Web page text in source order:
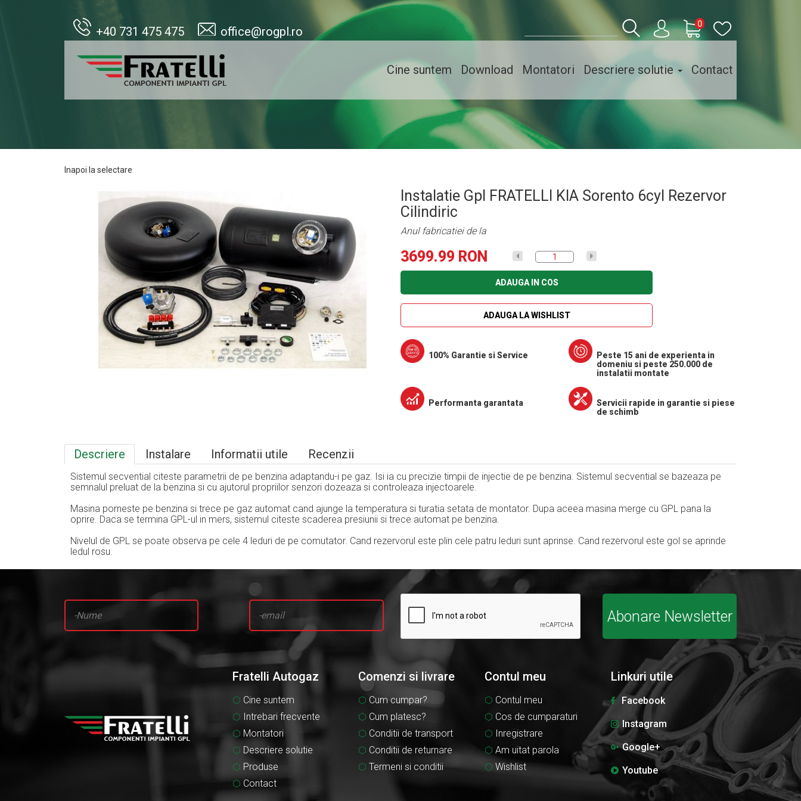
+40 731 475 475 office@rogpl.ro
0
Cine suntem Download Montatori Descriere solutie Contact
Inapoi la selectare
Instalatie Gpl FRATELLI KIA Sorento 6cyl Rezervor
Cilindiric
Anul fabricatiei de la
3699.99 RON
ADAUGA IN COS
ADAUGA LA WISHLIST
100% Garantie si Service
Peste 15 ani de experienta in
domeniu si peste 250.000 de
instalatii montate
Performanta garantata
Servicii rapide in garantie si piese
de schimb
Descriere Instalare Informatii utile Recenzii
Sistemul secvential citeste parametrii de pe benzina adaptandu-i pe gaz. Isi ia cu precizie timpii de injectie de pe benzina. Sistemul secvential se bazeaza pe
semnalul preluat de la benzina si cu ajutorul propriilor senzori dozeaza si controleaza injectoarele.
Masina porneste pe benzina si trece pe gaz automat cand ajunge la temperatura si turatia setata de montator. Dupa aceea masina merge cu GPL pana la
oprire. Daca se termina GPL-ul in mers, sistemul citeste scaderea presiunii si trece automat pe benzina.
Nivelul de GPL se poate observa pe cele 4 leduri de pe comutator. Cand rezervorul este plin cele patru leduri sunt aprinse. Cand rezervorul este gol se aprinde
ledul rosu.
Abonare Newsletter
Fratelli Autogaz
Cine suntem
Intrebari frecvente
Montatori
Descriere solutie
Produse
Contact
Comenzi si livrare
Cum cumpar?
Cum platesc?
Conditii de transport
Conditii de returnare
Termeni si conditii
Contul meu
Contul meu
Cos de cumparaturi
Inregistrare
Am uitat parola
Wishlist
Linkuri utile
Facebook
Instagram
Google+
Youtube